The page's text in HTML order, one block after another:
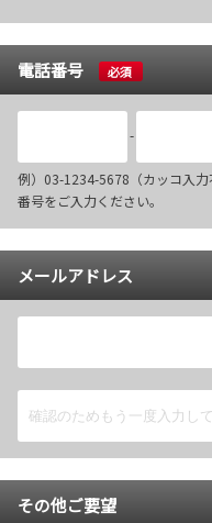
電話番号 必須
-
例）03-1234-5678（カッコ入
番号をご入力ください。
メールアドレス
その他ご要望